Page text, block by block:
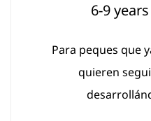
6-9
Para peques que
quieren